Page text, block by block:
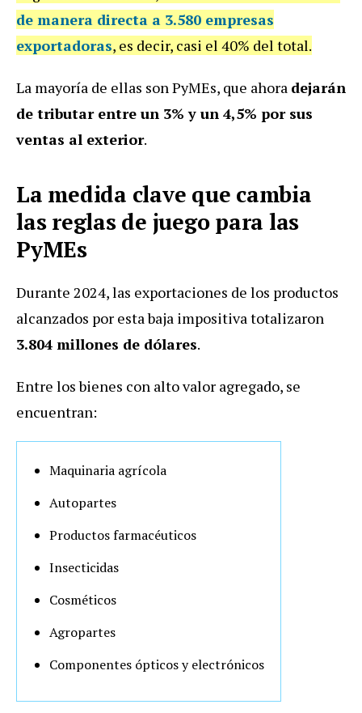
de manera directa a 3.580 empresas
exportadoras, es decir, casi el 40% del total.
La mayoría de ellas son PyMEs, que ahora dejarán
de tributar entre un 3% y un 4,5% por sus
ventas al exterior.
La medida clave que cambia
las reglas de juego para las
PyMEs
Durante 2024, las exportaciones de los productos
alcanzados por esta baja impositiva totalizaron
3.804 millones de dólares.
Entre los bienes con alto valor agregado, se
encuentran:
Maquinaria agrícola
Autopartes
Productos farmacéuticos
Insecticidas
Cosméticos
Agropartes
Componentes ópticos y electrónicos